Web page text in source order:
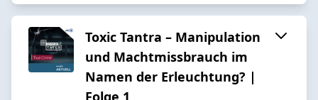
Toxic Tantra – Manipulation
und Machtmissbrauch im
Namen der Erleuchtung? |
Folge 1